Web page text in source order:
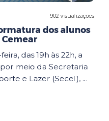
902 visualizações
dos alunos
Cemear
das 19h às 22h, a
meio da Secretaria
e Lazer (Secel), ...